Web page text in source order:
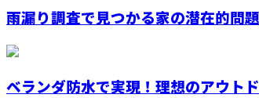
雨漏り調査で見つかる家の潜在的問題
ベランダ防水で実現！理想のアウト